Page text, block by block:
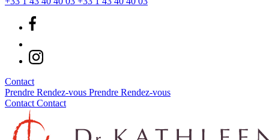
Contact
Prendre Rendez-vous Prendre Rendez-vous
Contact Contact